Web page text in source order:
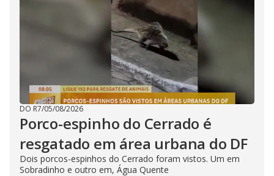
DO R7/05/08/2026
Porco-espinho do Cerrado é
resgatado em área urbana do DF
Dois porcos-espinhos do Cerrado foram vistos. Um em
Sobradinho e outro em, Água Quente